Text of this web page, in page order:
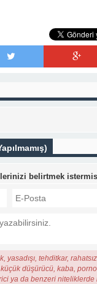
belirtmek
yasadışı, tehditkar,
küçük düşürücü, kaba,
ya da benzeri